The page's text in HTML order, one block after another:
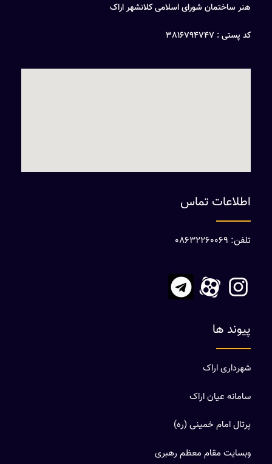
هنر ساختمان شورای اسلامی کلانشهر اراک
کد پستی : 3816794747
اطلاعات تماس
تلفن: 08632260069
پیوند ها
شهرداری اراک
سامانه عیان اراک
پرتال امام خمینی (ره)
وبسایت مقام معظم رهبری